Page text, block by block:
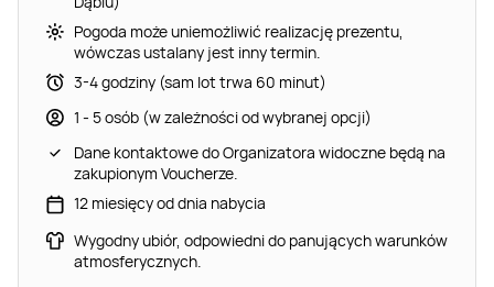
Pogoda może uniemożliwić realizację prezentu,
wówczas ustalany jest inny termin.
3-4 godziny (sam lot trwa 60 minut)
1 - 5 osób (w zależności od wybranej opcji)
Dane kontaktowe do Organizatora widoczne będą na
zakupionym Voucherze.
12 miesięcy od dnia nabycia
Wygodny ubiór, odpowiedni do panujących warunków
atmosferycznych.